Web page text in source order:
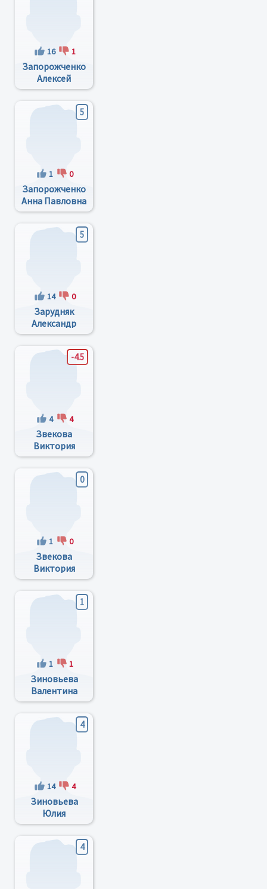
16 1
Запорожченко
Алексей
Владимирович
5
1 0
Запорожченко
Анна Павловна
5
14 0
Зарудняк
Александр
Андреевич
-4.5
4 4
Звекова
Виктория
Карнеевна
0
1 0
Звекова
Виктория
Корнеевна
1
1 1
Зиновьева
Валентина
Петровна
4
14 4
Зиновьева
Юлия
Петровна
4